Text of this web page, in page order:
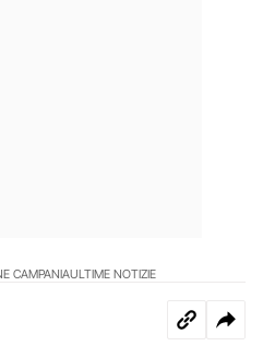
CAMPANIAULTIME NOTIZIE